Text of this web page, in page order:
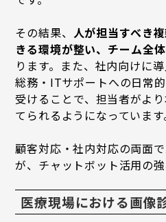
その結果、 人が担当すべき
きる環境が整い、チーム全
ります。また、社内向けに
総務・ITサポートへの日常
受けることで、担当者がよ
てられるようになっています
顧客対応・社内対応の両面
が、チャットボット活用の強
医療現場における画像